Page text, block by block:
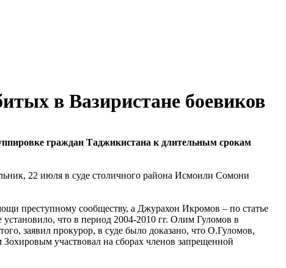
в Вазиристане боевиков
граждан Таджикистана к длительным срокам
22 июля в суде столичного района Исмоили Сомони
преступному сообществу, а Джурахон Икромов – по статье
что в период 2004-2010 гг. Олим Гуломов в
заявил прокурор, в суде было доказано, что О.Гуломов,
участвовал на сборах членов запрещенной